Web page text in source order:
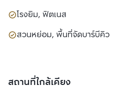
โรงยิม, ฟิตเนส
สวนหย่อม, พื้นที่จัดบาร์บีคิว
สถานที่ใกล้เคียง